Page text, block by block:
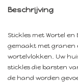
Beschrijving
Stickles met Wortel
gemaakt met granen
wortelvlokken. Uw
stickles die barsten
de hand worden